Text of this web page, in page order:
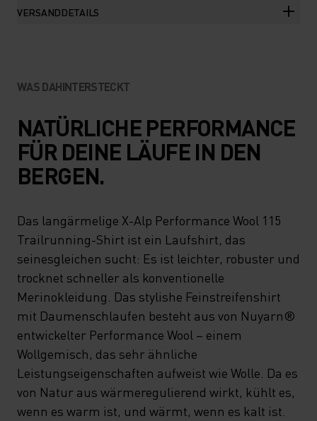
VERSANDDETAILS
WAS DAHINTERSTECKT
NATÜRLICHE PERFORMANCE
FÜR DEINE LÄUFE IN DEN
BERGEN.
Das langärmelige X-Alp Performance Wool 115
Trailrunning-Shirt ist ein Laufshirt, das
seinesgleichen sucht: Es ist leichter, robuster und
trocknet schneller als konventionelle
Merinokleidung. Das stylishe Feinstreifenshirt
mit Daumenschlaufen besteht aus von Nuyarn®
entwickelter Performance Wool – einem
Wollgemisch, das sehr ähnliche
Leistungseigenschaften aufweist wie Wolle. Da es
von Natur aus wärmeregulierend wirkt, kühlt es,
wenn es warm ist, und wärmt, wenn es kalt ist.